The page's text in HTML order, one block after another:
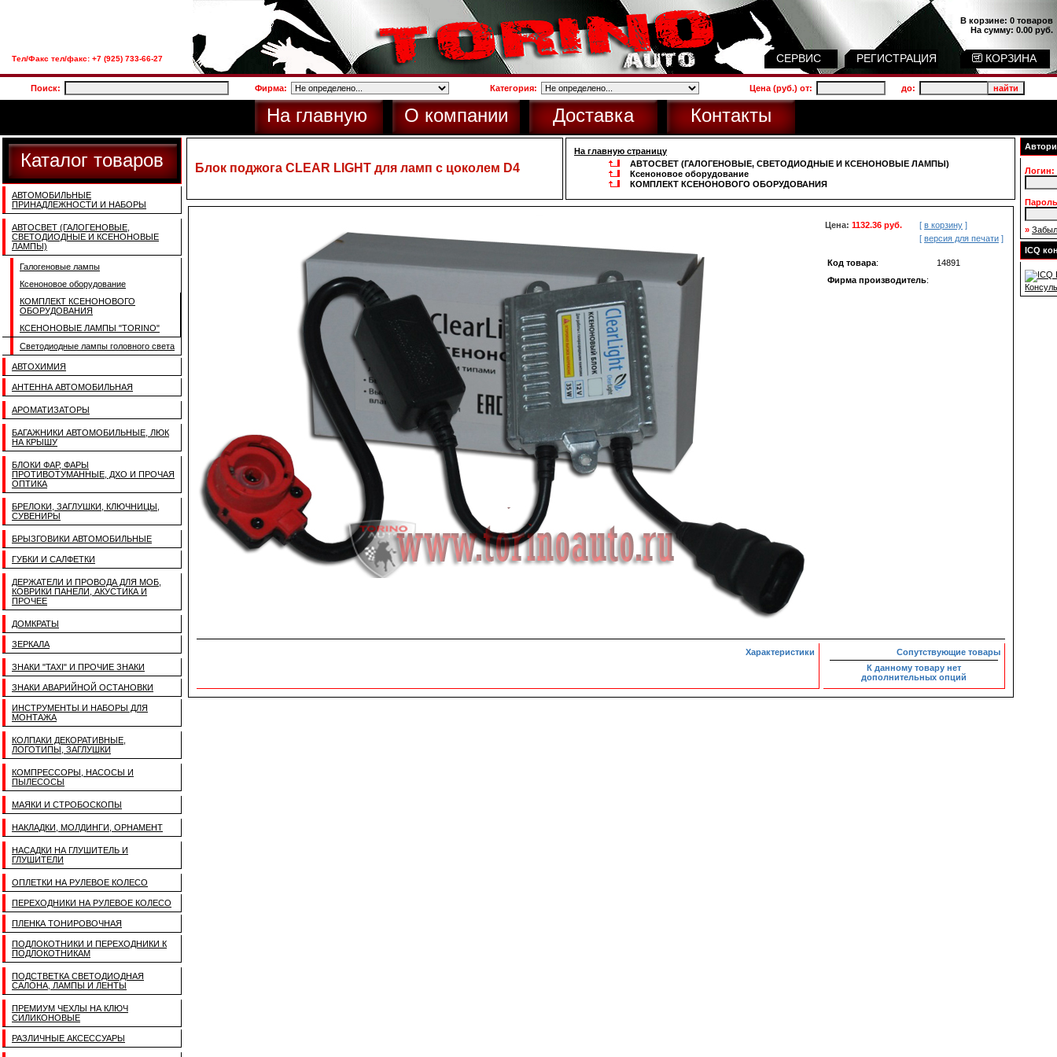
В корзине: 0 товаров
На сумму: 0.00 руб.
Тел/Факс тел/факс: +7 (925) 733-66-27 СЕРВИС РЕГИСТРАЦИЯ КОРЗИНА
Поиск: Фирма: Категория: Цена (руб.) от: до:
На главную О компании Доставка Контакты
Каталог товаров
АВТОМОБИЛЬНЫЕ
ПРИНАДЛЕЖНОСТИ И НАБОРЫ
АВТОСВЕТ (ГАЛОГЕНОВЫЕ,
СВЕТОДИОДНЫЕ И КСЕНОНОВЫЕ
ЛАМПЫ)
Галогеновые лампы
Ксеноновое оборудование
КОМПЛЕКТ КСЕНОНОВОГО
ОБОРУДОВАНИЯ
КСЕНОНОВЫЕ ЛАМПЫ "TORINO"
Светодиодные лампы головного света
АВТОХИМИЯ
АНТЕННА АВТОМОБИЛЬНАЯ
АРОМАТИЗАТОРЫ
БАГАЖНИКИ АВТОМОБИЛЬНЫЕ, ЛЮК
НА КРЫШУ
БЛОКИ ФАР, ФАРЫ
ПРОТИВОТУМАННЫЕ, ДХО И ПРОЧАЯ
ОПТИКА
БРЕЛОКИ, ЗАГЛУШКИ, КЛЮЧНИЦЫ,
СУВЕНИРЫ
БРЫЗГОВИКИ АВТОМОБИЛЬНЫЕ
ГУБКИ И САЛФЕТКИ
ДЕРЖАТЕЛИ И ПРОВОДА ДЛЯ МОБ,
КОВРИКИ ПАНЕЛИ, АКУСТИКА И
ПРОЧЕЕ
ДОМКРАТЫ
ЗЕРКАЛА
ЗНАКИ "TAXI" И ПРОЧИЕ ЗНАКИ
ЗНАКИ АВАРИЙНОЙ ОСТАНОВКИ
ИНСТРУМЕНТЫ И НАБОРЫ ДЛЯ
МОНТАЖА
КОЛПАКИ ДЕКОРАТИВНЫЕ,
ЛОГОТИПЫ, ЗАГЛУШКИ
КОМПРЕССОРЫ, НАСОСЫ И
ПЫЛЕСОСЫ
МАЯКИ И СТРОБОСКОПЫ
НАКЛАДКИ, МОЛДИНГИ, ОРНАМЕНТ
НАСАДКИ НА ГЛУШИТЕЛЬ И
ГЛУШИТЕЛИ
ОПЛЕТКИ НА РУЛЕВОЕ КОЛЕСО
ПЕРЕХОДНИКИ НА РУЛЕВОЕ КОЛЕСО
ПЛЕНКА ТОНИРОВОЧНАЯ
ПОДЛОКОТНИКИ И ПЕРЕХОДНИКИ К
ПОДЛОКОТНИКАМ
ПОДСТВЕТКА СВЕТОДИОДНАЯ
САЛОНА, ЛАМПЫ И ЛЕНТЫ
ПРЕМИУМ ЧЕХЛЫ НА КЛЮЧ
СИЛИКОНОВЫЕ
РАЗЛИЧНЫЕ АКСЕССУАРЫ
Блок поджога CLEAR LIGHT для ламп с цоколем D4
На главную страницу
АВТОСВЕТ (ГАЛОГЕНОВЫЕ, СВЕТОДИОДНЫЕ И КСЕНОНОВЫЕ ЛАМПЫ)
Ксеноновое оборудование
КОМПЛЕКТ КСЕНОНОВОГО ОБОРУДОВАНИЯ
Цена: 1132.36 руб. [ в корзину ]
[ версия для печати ]
Код товара:
14891
Фирма производитель:
Характеристики
Сопутствующие товары
К данному товару нет
дополнительных опций
Логин:
»
ICQ